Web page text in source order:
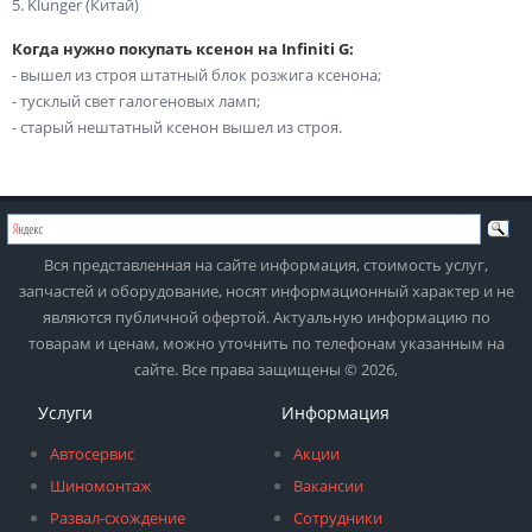
Когда нужно покупать ксенон на Infiniti G:
- вышел из строя штатный блок розжига ксенона;
- тусклый свет галогеновых ламп;
- старый нештатный ксенон вышел из строя.
Вся представленная на сайте информация, стоимость услуг,
запчастей и оборудование, носят информационный характер и не
являются публичной офертой. Актуальную информацию по
товарам и ценам, можно уточнить по телефонам указанным на
сайте. Все права защищены © 2026,
Услуги
Автосервис
Шиномонтаж
Развал-схождение
Информация
Акции
Вакансии
Сотрудники